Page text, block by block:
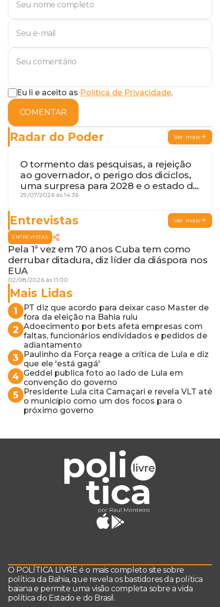
Eu li e aceito as Política de Privacidade.
COMENTAR
Radar do Poder Ver mais
O tormento das pesquisas, a rejeição
ao governador, o perigo dos diciclos,
uma surpresa para 2028 e o estado de
terceira guerra mundial
29/07/2026 às 14:36
Entrevistas Ver mais
ENTREVISTAS
Pela 1ª vez em 70 anos Cuba tem como
derrubar ditadura, diz líder da diáspora nos
EUA
02/08/2026 às 11:00
Mais Lidas
1
PT diz que acordo para deixar caso Master de
fora da eleição na Bahia ruiu
2 Adoecimento por bets afeta empresas com
faltas, funcionários endividados e pedidos de
adiantamento
3
Paulinho da Força reage a crítica de Lula e diz
que ele 'está gagá'
4 Geddel publica foto ao lado de Lula em
convenção do governo
5
Presidente Lula cita Camaçari e revela VLT até
o município como um dos focos para o
próximo governo
O POLÍTICA LIVRE é o mais completo site sobre
política da Bahia, que revela os bastidores da política
baiana e permite uma visão completa sobre a vida
política do Estado e do Brasil.